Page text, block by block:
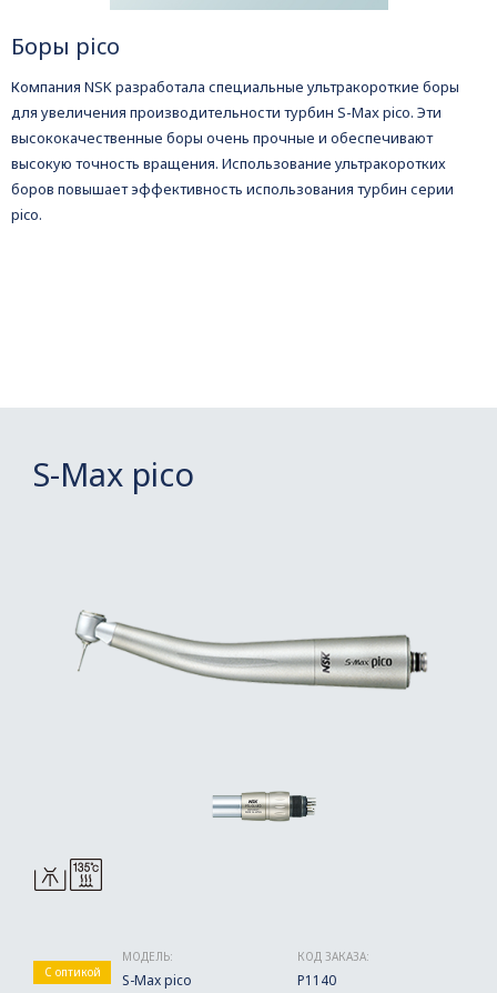
Боры pico
Компания NSK разработала специальные ультракороткие боры
для увеличения производительности турбин S-Max pico. Эти
высококачественные боры очень прочные и обеспечивают
высокую точность вращения. Использование ультракоротких
боров повышает эффективность использования турбин серии
pico.
S-Max pico
С оптикой
МОДЕЛЬ:
S-Max pico
КОД ЗАКАЗА:
P1140